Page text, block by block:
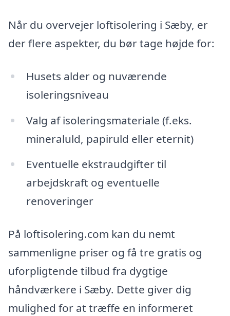
Når du overvejer loftisolering i Sæby, er
der flere aspekter, du bør tage højde for:
Husets alder og nuværende
isoleringsniveau
Valg af isoleringsmateriale (f.eks.
mineraluld, papiruld eller eternit)
Eventuelle ekstraudgifter til
arbejdskraft og eventuelle
renoveringer
På loftisolering.com kan du nemt
sammenligne priser og få tre gratis og
uforpligtende tilbud fra dygtige
håndværkere i Sæby. Dette giver dig
mulighed for at træffe en informeret